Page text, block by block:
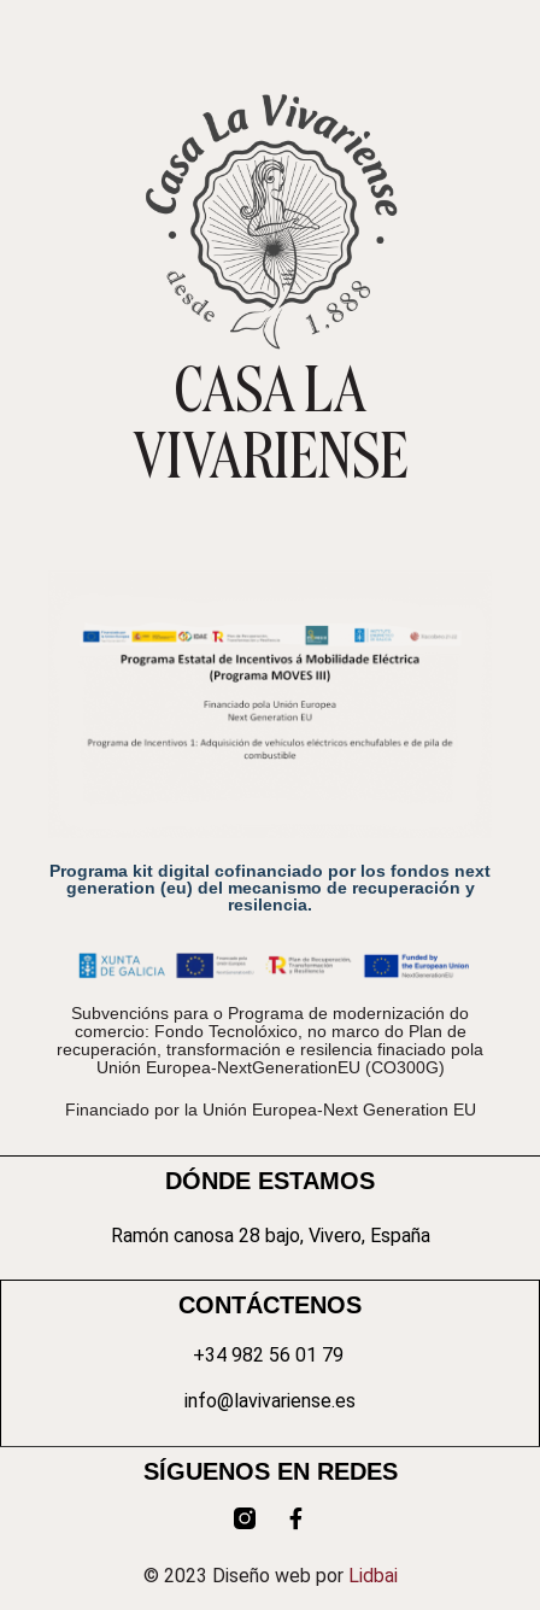
TIENDA ONLINECASA LA
VIVARIENSE
Programa kit digital cofinanciado por los fondos next
generation (eu) del mecanismo de recuperación y
resilencia.
Subvencións para o Programa de modernización do
comercio: Fondo Tecnolóxico, no marco do Plan de
recuperación, transformación e resilencia finaciado pola
Unión Europea-NextGenerationEU (CO300G)
Financiado por la Unión Europea-Next Generation EU
DÓNDE ESTAMOS
Ramón canosa 28 bajo, Vivero, España
CONTÁCTENOS
+34 982 56 01 79
info@lavivariense.es
SÍGUENOS EN REDES
© 2023 Diseño web por Lidbai